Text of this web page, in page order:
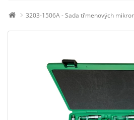
3203-1506A - Sada třmenových